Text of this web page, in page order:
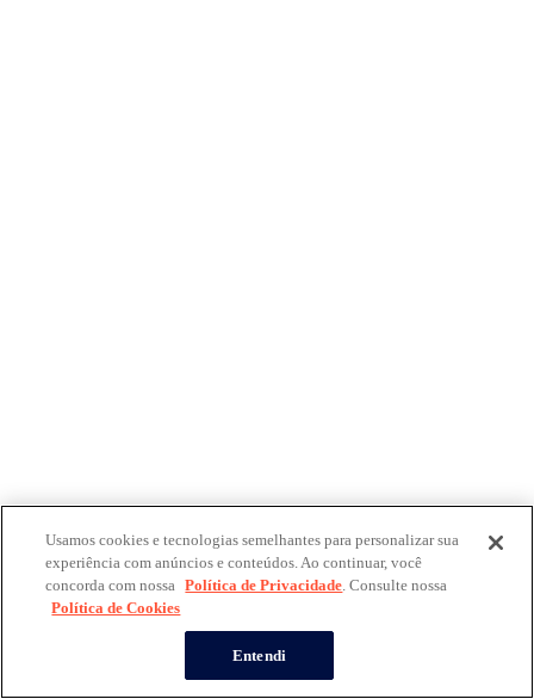
Usamos cookies e tecnologias semelhantes para personalizar sua
experiência com anúncios e conteúdos. Ao continuar, você
concorda com nossa Política de Privacidade. Consulte nossa
Política de Cookies
Entendi